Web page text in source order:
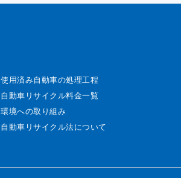
使用済み自動車の処理工程
自動車リサイクル料金一覧
環境への取り組み
自動車リサイクル法について